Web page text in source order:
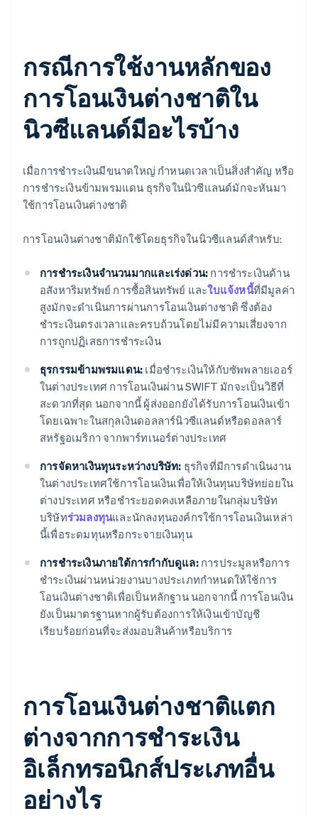
กรณีการใช้งานหลักของ
การโอนเงินต่างชาติใน
นิวซีแลนด์มีอะไรบ้าง
เมื่อการชำระเงินมีขนาดใหญ่ กำหนดเวลาเป็นสิ่งสำคัญ หรือ
การชำระเงินข้ามพรมแดน ธุรกิจในนิวซีแลนด์มักจะหันมา
ใช้การโอนเงินต่างชาติ
การโอนเงินต่างชาติมักใช้โดยธุรกิจในนิวซีแลนด์สำหรับ:
การชำระเงินจำนวนมากและเร่งด่วน: การชำระเงินด้าน
อสังหาริมทรัพย์ การซื้อสินทรัพย์ และใบแจ้งหนี้ที่มีมูลค่า
สูงมักจะดำเนินการผ่านการโอนเงินต่างชาติ ซึ่งต้อง
ชำระเงินตรงเวลาและครบถ้วนโดยไม่มีความเสี่ยงจาก
การถูกปฏิเสธการชำระเงิน
ธุรกรรมข้ามพรมแดน: เมื่อชำระเงินให้กับซัพพลายเออร์
ในต่างประเทศ การโอนเงินผ่าน SWIFT มักจะเป็นวิธีที่
สะดวกที่สุด นอกจากนี้ ผู้ส่งออกยังได้รับการโอนเงินเข้า
โดยเฉพาะในสกุลเงินดอลลาร์นิวซีแลนด์หรือดอลลาร์
สหรัฐอเมริกา จากพาร์ทเนอร์ต่างประเทศ
การจัดหาเงินทุนระหว่างบริษัท: ธุรกิจที่มีการดำเนินงาน
ในต่างประเทศใช้การโอนเงินเพื่อให้เงินทุนบริษัทย่อยใน
ต่างประเทศ หรือชำระยอดคงเหลือภายในกลุ่มบริษัท
บริษัทร่วมลงทุนและนักลงทุนองค์กรใช้การโอนเงินเหล่า
นี้เพื่อระดมทุนหรือกระจายเงินทุน
การชำระเงินภายใต้การกำกับดูแล:การประมูลหรือการ
ชำระเงินผ่านหน่วยงานบางประเภทกำหนดให้ใช้การ
โอนเงินต่างชาติเพื่อเป็นหลักฐาน นอกจากนี้ การโอนเงิน
ยังเป็นมาตรฐานหากผู้รับต้องการให้เงินเข้าบัญชี
เรียบร้อยก่อนที่จะส่งมอบสินค้าหรือบริการ
การโอนเงินต่างชาติแตก
ต่างจากการชำระเงิน
อิเล็กทรอนิกส์ประเภทอื่น
อย่างไร